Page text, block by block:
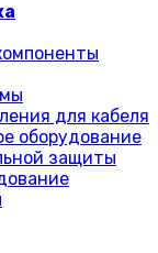
для кабеля
оборудование
защиты